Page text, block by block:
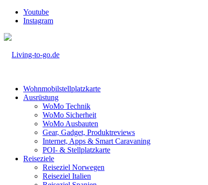
Youtube
Instagram
Wohnmobilstellplatzkarte
Ausrüstung
WoMo Technik
WoMo Sicherheit
WoMo Ausbauten
Gear, Gadget, Produktreviews
Internet, Apps & Smart Caravaning
POI- & Stellplatzkarte
Reiseziele
Reiseziel Norwegen
Reiseziel Italien